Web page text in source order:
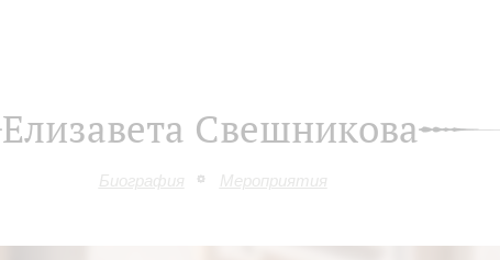
Елизавета Свешникова
Биография Мероприятия